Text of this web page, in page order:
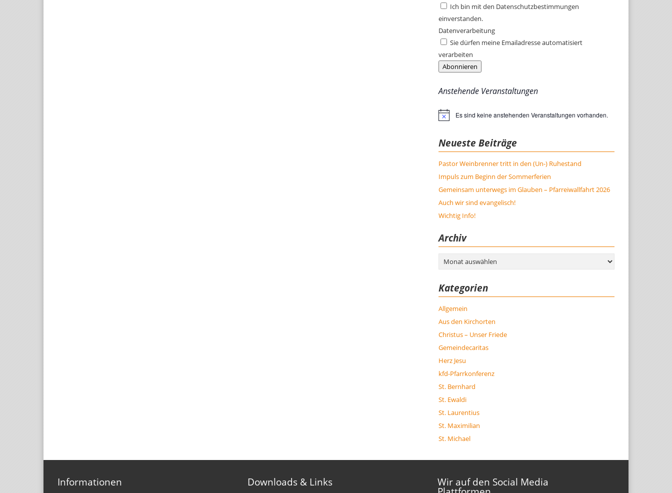
Ich bin mit den Datenschutzbestimmungen
einverstanden.
Datenverarbeitung
Sie dürfen meine Emailadresse automatisiert
verarbeiten
Abonnieren
Anstehende Veranstaltungen
HinweisEs sind keine anstehenden Veranstaltungen vorhanden.
Neueste Beiträge
Pastor Weinbrenner tritt in den (Un-) Ruhestand
Impuls zum Beginn der Sommerferien
Gemeinsam unterwegs im Glauben – Pfarreiwallfahrt 2026
Auch wir sind evangelisch!
Wichtig Info!
Archiv
Archiv
Kategorien
Allgemein
Aus den Kirchorten
Christus – Unser Friede
Gemeindecaritas
Herz Jesu
kfd-Pfarrkonferenz
St. Bernhard
St. Ewaldi
St. Laurentius
St. Maximilian
St. Michael
Informationen Downloads & Links Wir auf den Social Media